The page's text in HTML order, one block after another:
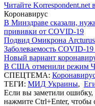
Читайте Korrespondent.net
Коронавирус
В Минздраве сказали,
прививки от COVID-19
Подвид Омикрона Arcturus
Заболеваемость COVID-
Новый вариант
В США отменили режим
СПЕЦТЕМА:
ТЕГИ: МИД Украины,
Если вы заметили ошибку,
нажмите Ctrl+Enter, чтобы